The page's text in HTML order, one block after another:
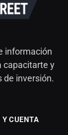
información
capacitarte y
de inversión.
Y CUENTA